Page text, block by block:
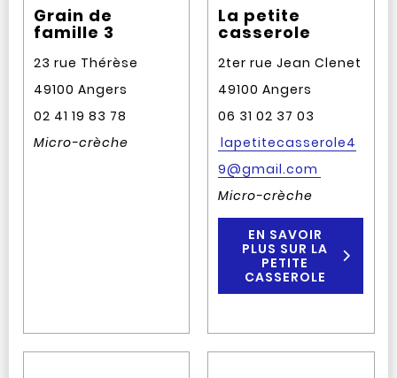
Grain de
famille 3
23 rue Thérèse
49100 Angers
02 41 19 83 78
Micro-crèche
La petite
casserole
2ter rue Jean Clenet
49100 Angers
06 31 02 37 03
lapetitecasserole4
9@gmail.com
Micro-crèche
EN SAVOIR
PLUS SUR LA
PETITE
CASSEROLE